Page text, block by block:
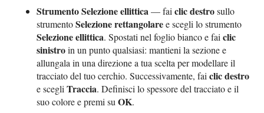
Strumento Selezione ellittica— faiclic destrosullo
strumentoSelezione rettangolaree scegli lo strumento
Selezione ellittica. Spostati nel foglio bianco e faiclic
sinistroin un punto qualsiasi: mantieni la sezione e
allungala in una direzione a tua scelta per modellare il
tracciato del tuo cerchio. Successivamente, faiclic destro
e scegliTraccia. Definisci lo spessore del tracciato e il
suo colore e premi suOK.